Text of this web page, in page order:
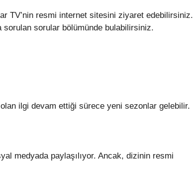
TV’nin resmi internet sitesini ziyaret edebilirsiniz.
sorulan sorular bölümünde bulabilirsiniz.
ilgi devam ettiği sürece yeni sezonlar gelebilir.
medyada paylaşılıyor. Ancak, dizinin resmi